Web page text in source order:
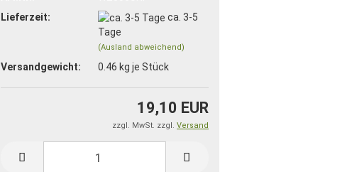
Lieferzeit:
ca. 3-5
Tage
(Ausland abweichend)
Versandgewicht: 0.46 kg je Stück
19,10 EUR
zzgl. MwSt. zzgl. Versand